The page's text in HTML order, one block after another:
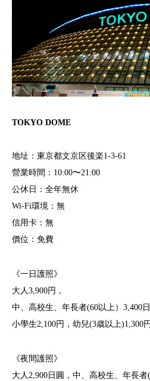
TOKYO DOME
地址：東京都文京区後楽1-3-61
營業時間：10:00〜21:00
公休日：全年無休
Wi-Fi環境：無
信用卡：無
價位：免費
《一日護照》
大人3,900円，
中、高校生、年長者(60以上）3,400日
小學生2,100円，幼兒(3歳以上)1,300円
《夜間護照》
大人2,900日圓，中、高校生、年長者